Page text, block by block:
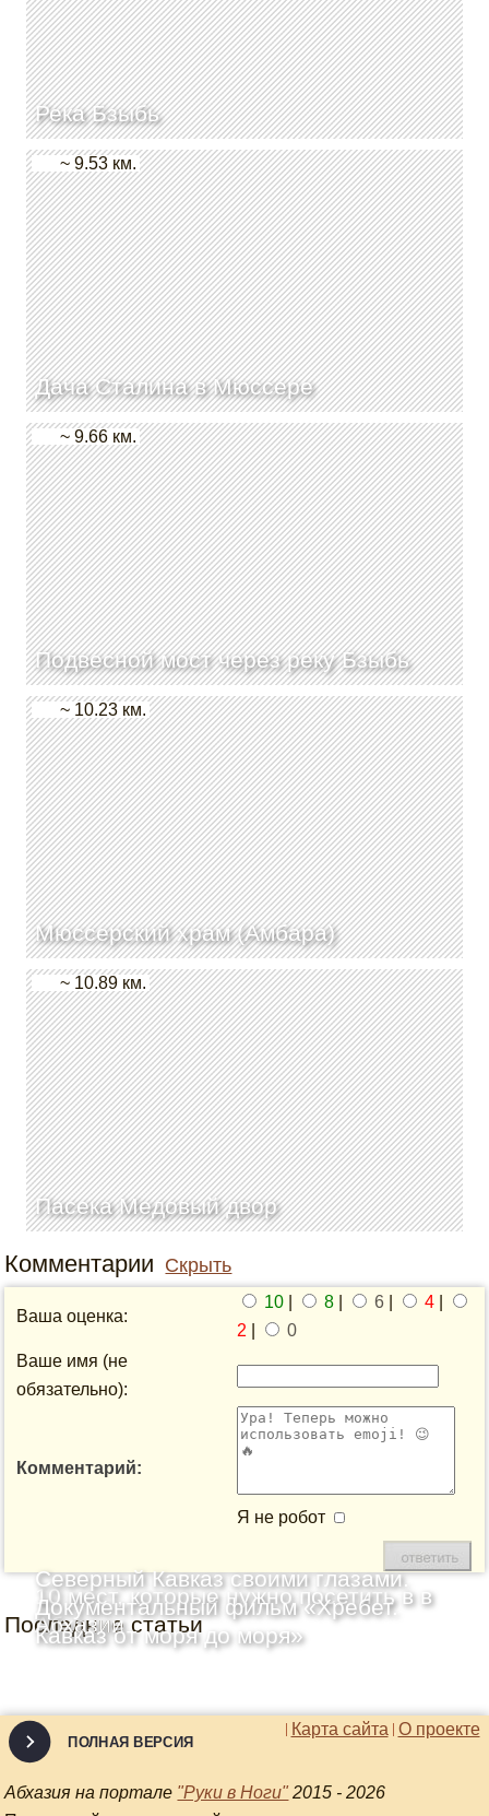
Река Бзыбь
Дача Сталина в Мюссере
~ 9.53 км.
Подвесной мост через реку Бзыбь
~ 9.66 км.
Мюссерский храм (Амбара)
~ 10.23 км.
Пасека Медовый двор
~ 10.89 км.
Комментарии Скрыть
Ваша оценка:
10 8 6 4
2
0
Ваше имя (не
обязательно):
Комментарий:
Я не робот
Последние статьи
10 мест, которые нужно посетить в в
Абхазии
Северный Кавказ своими глазами.
Документальный фильм «Хребет.
Кавказ от моря до моря»
О проекте
Карта сайта
ПОЛНАЯ ВЕРСИЯ
Абхазия на портале "Руки в Ноги" 2015 - 2026